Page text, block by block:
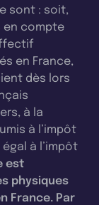
sont : soit,
en compte
en France,
dès lors
à la
à l’impôt
à l’impôt
est
physiques
France. Par